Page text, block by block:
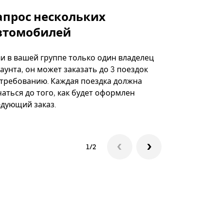
нескольких
в вашей группе только один владелец
он может заказать до 3 поездок
Каждая поездка должна
до того, как будет оформлен
заказ.
1/2